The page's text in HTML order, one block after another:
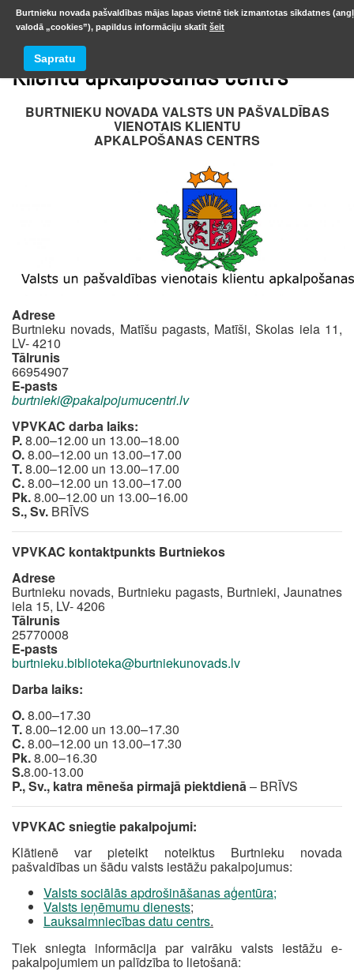
Klientu apkalpošanas centrs
BURTNIEKU NOVADA VALSTS UN PAŠVALDĪBAS
VIENOTAIS KLIENTU
APKALPOŠANAS CENTRS
Adrese
Burtnieku novads, Matīšu pagasts, Matīši, Skolas iela 11,
LV- 4210
Tālrunis
66954907
E-pasts
burtnieki@pakalpojumucentri.lv
VPVKAC darba laiks:
P.8.00–12.00 un 13.00–18.00
O.8.00–12.00 un 13.00–17.00
T.8.00–12.00 un 13.00–17.00
C.8.00–12.00 un 13.00–17.00
Pk.8.00–12.00 un 13.00–16.00
S., Sv. BRĪVS
VPVKAC kontaktpunkts Burtniekos
Adrese
Burtnieku novads, Burtnieku pagasts, Burtnieki, Jaunatnes
iela 15, LV- 4206
Tālrunis
25770008
E-pasts
burtnieku.biblioteka@burtniekunovads.lv
Darba laiks:
O.8.00–17.30
T.8.00–12.00 un 13.00–17.30
C.8.00–12.00 un 13.00–17.30
Pk.8.00–16.30
S.8.00-13.00
P., Sv., katra mēneša pirmajā piektdienā– BRĪVS
VPVKAC sniegtie pakalpojumi:
Klātienē var pieteikt noteiktus Burtnieku novada
pašvaldības un šādu valsts iestāžu pakalpojumus:
Valsts sociālās apdrošināšanas aģentūra;
Valsts ieņēmumu dienests;
Lauksaimniecības datu centrs.
Tiek sniegta informācija par vairāku valsts iestāžu e-
pakalpojumiem un palīdzība to lietošanā:
Burtnieku novada pašvaldības mājas lapas vietnē tiek izmantotas sīkdatnes
valodā „cookies”), papildus informāciju skatīt šeit
Sapratu